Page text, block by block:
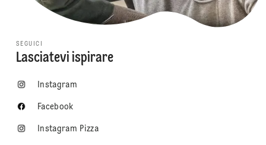
SEGUICI
Lasciatevi ispirare
Instagram
Facebook
Instagram Pizza